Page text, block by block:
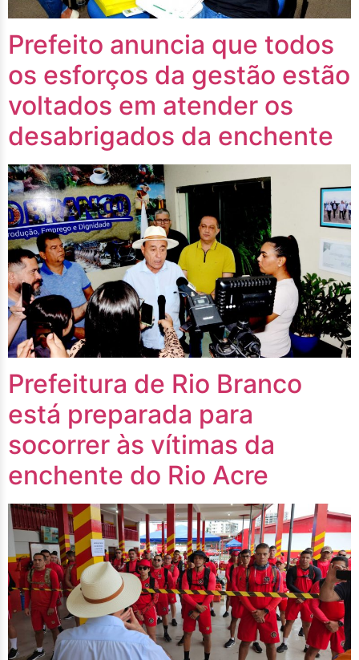
Prefeito anuncia que todos
os esforços da gestão estão
voltados em atender os
desabrigados da enchente
Prefeitura de Rio Branco
está preparada para
socorrer às vítimas da
enchente do Rio Acre